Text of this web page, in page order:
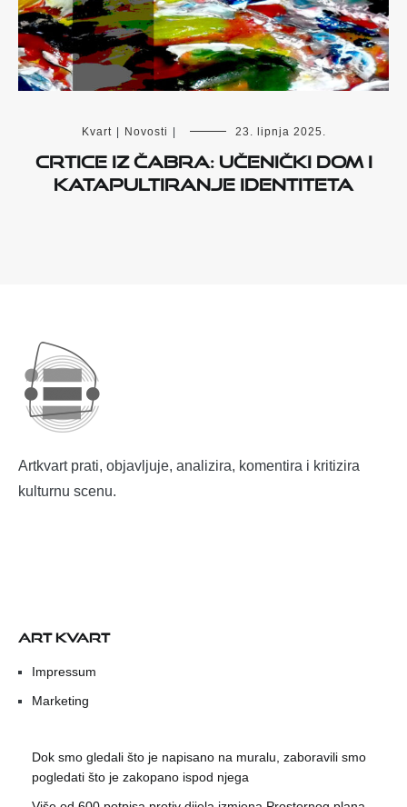
Kvart Novosti 23. lipnja 2025.
Crtice iz Čabra: Učenički dom i
katapultiranje identiteta
Artkvart prati, objavljuje, analizira, komentira i kritizira
kulturnu scenu.
ART KVART
Impressum
Marketing
Dok smo gledali što je napisano na muralu, zaboravili smo
pogledati što je zakopano ispod njega